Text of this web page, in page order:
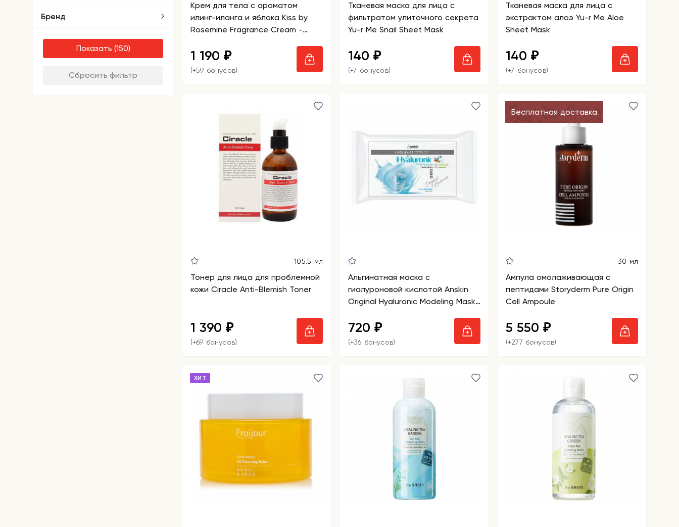
Крем для тела с ароматом
илинг-иланга и яблока Kiss by
Rosemine Fragrance Cream -
1 190 ₽
(+59 бонусов)
Тканевая маска для лица с
фильтратом улиточного секрета
Yu-r Me Snail Sheet Mask
140 ₽
(+7 бонусов)
Тканевая маска для лица с
экстрактом алоэ Yu-r Me Aloe
Sheet Mask
140 ₽
(+7 бонусов)
105.5 мл
Тонер для лица для проблемной
кожи Ciracle Anti-Blemish Toner
1 390 ₽
(+69 бонусов)
Альгинатная маска с
гиалуроновой кислотой Anskin
Original Hyaluronic Modeling Mask
720 ₽
(+36 бонусов)
Бесплатная доставка
30 мл
Ампула омолаживающая с
пептидами Storyderm Pure Origin
Cell Ampoule
5 550 ₽
(+277 бонусов)
ХИТ
Бренд
Показать
Сбросить фильтр